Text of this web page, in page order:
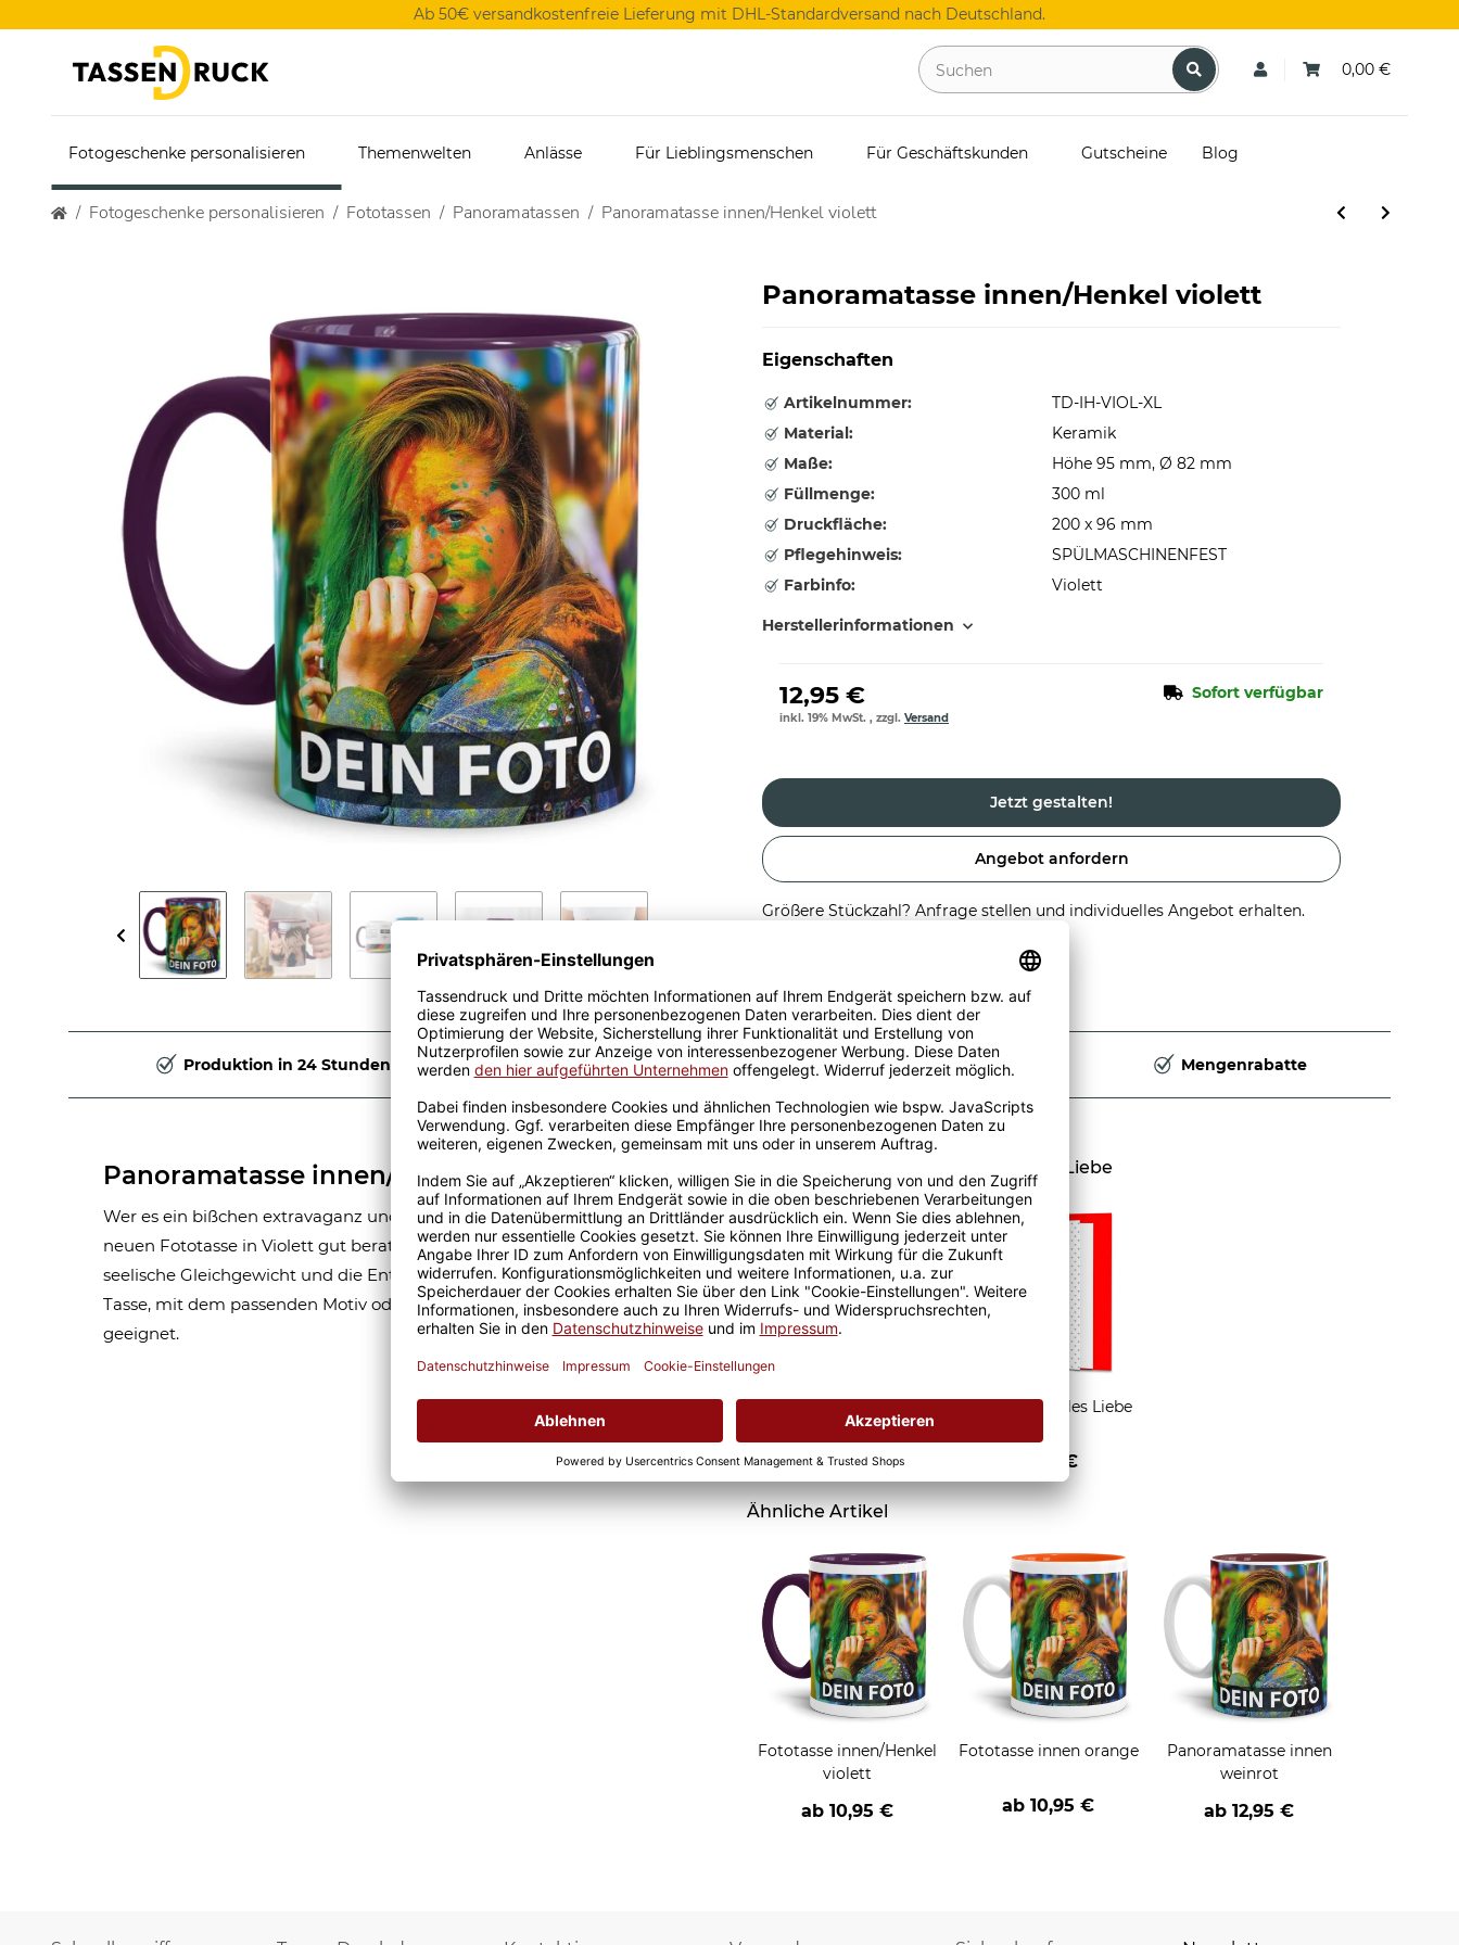
Ab 50€ versandkostenfreie Lieferung mit DHL-Standardversand nach Deutschland.
0,00 €
Fotogeschenke personalisieren Themenwelten Anlässe Für Lieblingsmenschen Für Geschäftskunden Gutscheine Blog
Fotogeschenke personalisieren Fototassen Panoramatassen Panoramatasse innen/Henkel violett
Panoramatasse innen/Henkel violett
Eigenschaften
Artikelnummer:
TD-IH-VIOL-XL
Material:
Keramik
Maße:
Höhe 95 mm, Ø 82 mm
Füllmenge:
300 ml
Druckfläche:
200 x 96 mm
Pflegehinweis:
SPÜLMASCHINENFEST
Farbinfo:
Violett
Herstellerinformationen
12,95 € Sofort verfügbar
inkl. 19% MwSt. , zzgl. Versand
Jetzt gestalten!
Angebot anfordern
Größere Stückzahl? Anfrage stellen und individuelles Angebot erhalten.
Produktion in 24 Stunden Sicherer Kauf Auf Rechnung Produktion in Deutschland Mengenrabatte
Panoramatasse innen/Henkel violett
Wer es ein bißchen extravaganz und individualistisch mag, ist mit unserer
neuen Fototasse in Violett gut beraten. Der trendige Farbton soll das
seelische Gleichgewicht und die Entschlusskraft fördern, also ist diese
Tasse, mit dem passenden Motiv oder Spruch versehen, ideal als Bürotasse
geeignet.
Geschenkverpackungen und Karte Liebe
Grußkarte Alles Liebe
1,95 €
Ähnliche Artikel
Fototasse innen/Henkel
violett
ab10,95 €
Fototasse innen orange
ab10,95 €
Panoramatasse innen
weinrot
ab12,95 €